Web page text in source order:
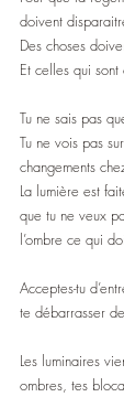
doivent
Des choses
Et celles qui
Tu ne sais pas
Tu ne vois pas
changements
La lumière est
que tu ne veux
l’ombre ce qui
Acceptes-tu
te débarrasser
Les luminaires
ombres, tes